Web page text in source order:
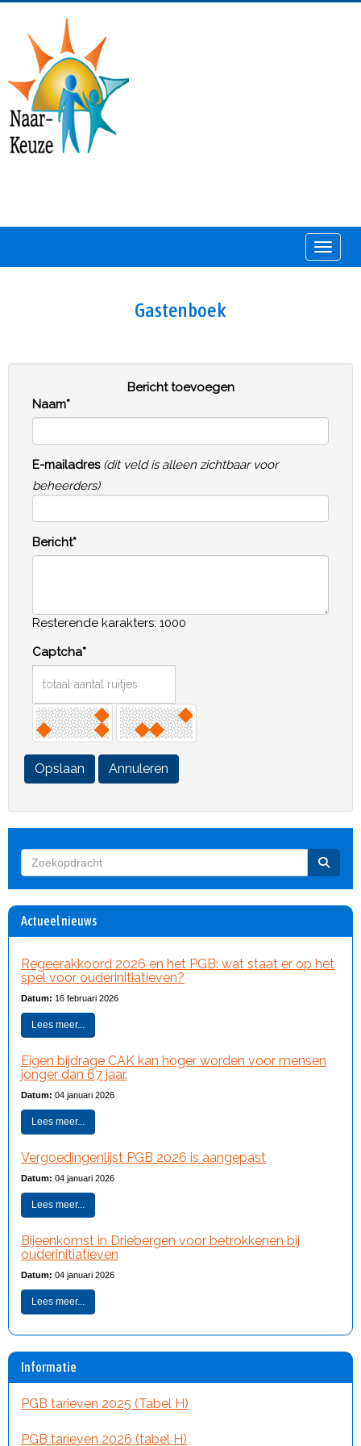
Gastenboek
Bericht toevoegen
Naam*
E-mailadres (dit veld is alleen zichtbaar voor
beheerders)
Bericht*
Resterende karakters: 1000
Captcha*
Opslaan Annuleren
Actueel nieuws
Regeerakkoord 2026 en het PGB: wat staat er op het
spel voor ouderinitiatieven?
Datum: 16 februari 2026
Lees meer...
Eigen bijdrage CAK kan hoger worden voor mensen
jonger dan 67 jaar.
Datum: 04 januari 2026
Lees meer...
Vergoedingenlijst PGB 2026 is aangepast
Datum: 04 januari 2026
Lees meer...
Bijeenkomst in Driebergen voor betrokkenen bij
ouderinitiatieven
Datum: 04 januari 2026
Lees meer...
Informatie
PGB tarieven 2025 (Tabel H)
PGB tarieven 2026 (tabel H)